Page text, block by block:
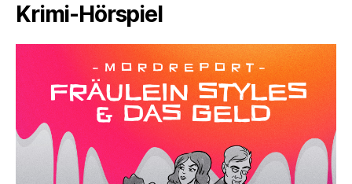
Krimi-Hörspiel